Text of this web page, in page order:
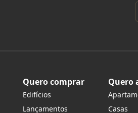
Quero comprar
Edifícios
Lançamentos
Quero
Casas